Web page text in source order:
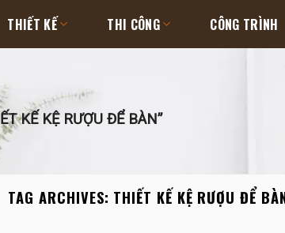
THIẾT KẾ THI CÔNG CÔNG TRÌNH
KẾ KỆ RƯỢU ĐỂ BÀN”
TAG ARCHIVES: THIẾT KẾ KỆ RƯỢU ĐỂ